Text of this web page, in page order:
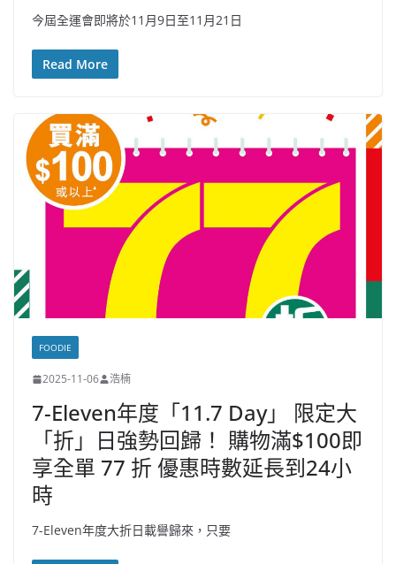
今屆全運會即將於11月9日至11月21日
Read More
FOODIE
2025-11-06 浩楠
7-Eleven年度「11.7 Day」 限定大
「折」日強勢回歸！ 購物滿$100即
享全單 77 折 優惠時數延長到24小
時
7-Eleven年度大折日載譽歸來，只要